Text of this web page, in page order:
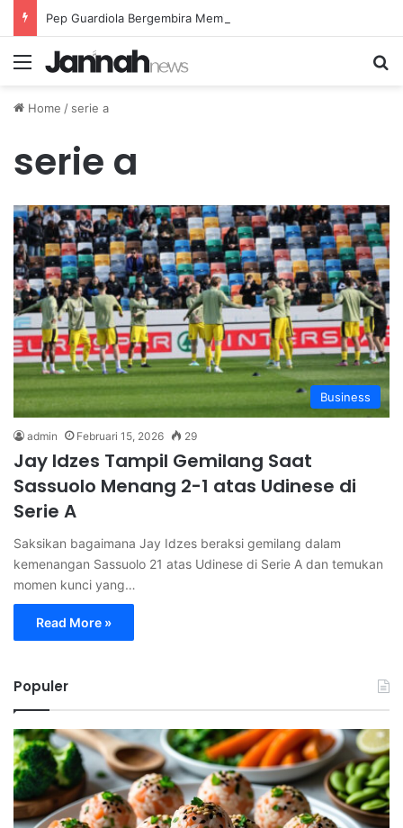
Menu
Home / serie a
serie a
Business
admin Februari 15, 2026 29
Jay Idzes Tampil Gemilang Saat
Sassuolo Menang 2-1 atas Udinese di
Serie A
Saksikan bagaimana Jay Idzes beraksi gemilang dalam
kemenangan Sassuolo 21 atas Udinese di Serie A dan temukan
momen kunci yang…
Read More »
Populer